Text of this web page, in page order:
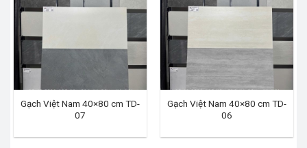
Gạch Việt Nam 40×80 cm TD-
07
Gạch Việt Nam 40×80 cm TD-
06